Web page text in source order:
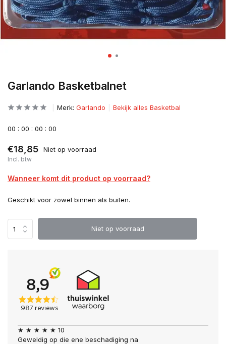
Garlando Basketbalnet
Merk: Garlando Bekijk alles Basketbal
00 : 00 : 00 : 00
€18,85 Niet op voorraad
Incl. btw
Wanneer komt dit product op voorraad?
Geschikt voor zowel binnen als buiten.
Niet op voorraad
★ ★ ★ ★ ★ 10
Geweldig op die ene beschadiging na